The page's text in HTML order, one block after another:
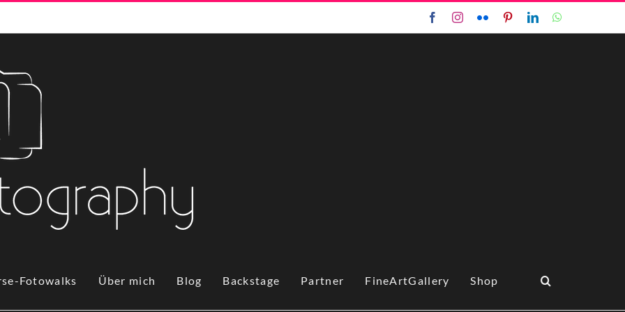
FacebookInstagram
Flickr PinterestLinkedIn
Fotowalks Über mich Blog Backstage Partner FineArtGallery Shop